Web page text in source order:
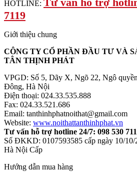
HOTLINE:
7119
Giới thiệu chung
CÔNG TY CỔ PHẦN ĐẦU TƯ VÀ
TÂN THỊNH PHÁT
VPGD: Số 5, Dãy X, Ngõ 22, Ngô
Đông, Hà Nội
Điện thoại: 024.33.535.888
Fax: 024.33.521.686
Email: tanthinhphatnoithat@gmail.com
Website: www.noithattanthinhphat.vn
Tư vấn hỗ trợ hotline 24/7: 098 530
Số ĐKKD: 0107593585 cấp ngày 10/
Hà Nội Cấp
Hướng dẫn mua hàng